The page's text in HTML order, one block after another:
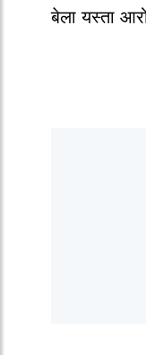
बेला यस्ता